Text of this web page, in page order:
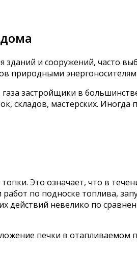
и сооружений, часто
природными
застройщики в
складов, мастерских.
Это означает, что в
по подноске топлива,
действий невелико по
печки в